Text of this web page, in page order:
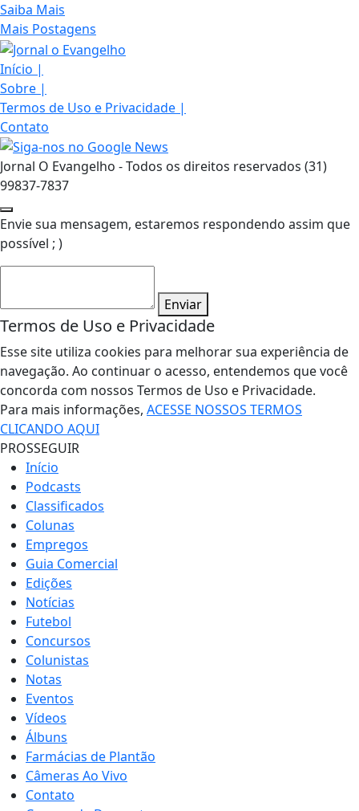
Saiba Mais
Mais Postagens
Início |
Sobre |
Termos de Uso e Privacidade |
Contato
Jornal O Evangelho - Todos os direitos reservados (31)
99837-7837
Envie sua mensagem, estaremos respondendo assim que
possível ; )
Enviar
Termos de Uso e Privacidade
Esse site utiliza cookies para melhorar sua experiência de
navegação. Ao continuar o acesso, entendemos que você
concorda com nossos Termos de Uso e Privacidade.
Para mais informações, ACESSE NOSSOS TERMOS
CLICANDO AQUI
PROSSEGUIR
Início
Podcasts
Classificados
Colunas
Empregos
Guia Comercial
Edições
Notícias
Futebol
Concursos
Colunistas
Notas
Eventos
Vídeos
Álbuns
Farmácias de Plantão
Câmeras Ao Vivo
Contato